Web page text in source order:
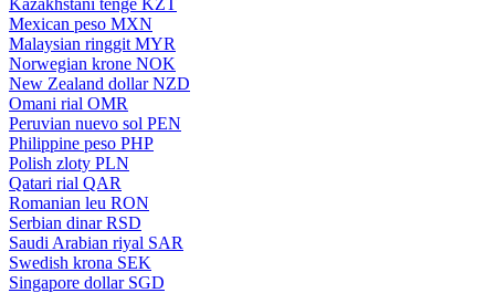
Kazakhstani tenge KZT
Mexican peso MXN
Malaysian ringgit MYR
Norwegian krone NOK
New Zealand dollar NZD
Omani rial OMR
Peruvian nuevo sol PEN
Philippine peso PHP
Polish zloty PLN
Qatari rial QAR
Romanian leu RON
Serbian dinar RSD
Saudi Arabian riyal SAR
Swedish krona SEK
Singapore dollar SGD